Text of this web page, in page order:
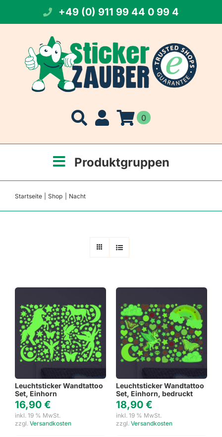
springen
+49 (0) 911 99 44 0 99 4
0
Produktgruppen
Startseite Shop Nacht
Leuchtsticker Wandtattoo
Set, Einhorn
16,90 €
inkl. 19 % MwSt.
zzgl. Versandkosten
Leuchtsticker Wandtattoo
Set, Einhorn, bedruckt
18,90 €
inkl. 19 % MwSt.
zzgl. Versandkosten